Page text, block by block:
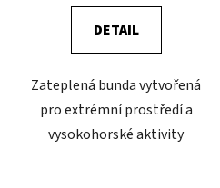
DETAIL
Zateplená bunda vytvořená
pro extrémní prostředí a
vysokohorské aktivity